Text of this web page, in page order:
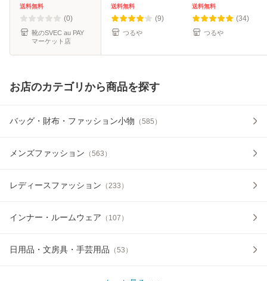
6 メンズシューズ
ランニングシュー
ズ スリッ
送料無料
(0)
靴のSVEC au PAY
マーケット店
送料無料
(9)
つるや
送料無料
(34)
つるや
お店のカテゴリから商品を探す
バッグ・財布・ファッション小物 （585 ）
メンズファッション （563 ）
レディースファッション （ 233 ）
インナー・ルームウェア （ 107 ）
日用品・文房具・手芸用品 （53 ）